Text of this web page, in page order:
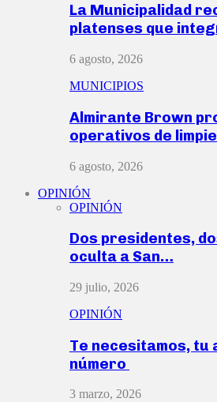
La Municipalidad
platenses que
6 agosto, 2026
MUNICIPIOS
Almirante Brown
operativos de
6 agosto, 2026
OPINIÓN
OPINIÓN
Dos presidentes,
oculta a San…
29 julio, 2026
OPINIÓN
Te necesitamos, tu
número
3 marzo, 2026